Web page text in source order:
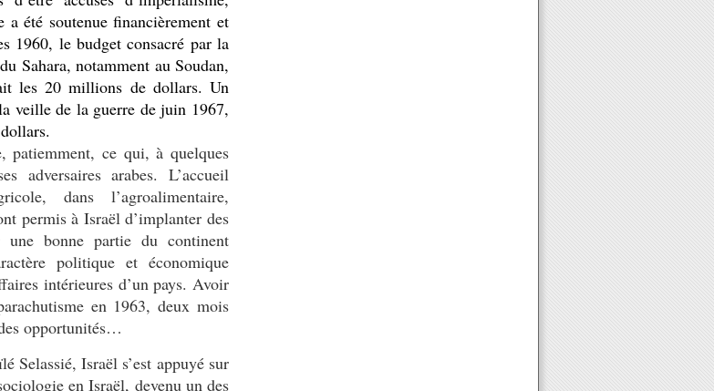
a été soutenue financièrement et
1960, le budget consacré par la
Sahara, notamment au Soudan,
les 20 millions de dollars. Un
veille de la guerre de juin 1967,
patiemment, ce qui, à quelques
adversaires arabes. L’accueil
dans l’agroalimentaire,
permis à Israël d’implanter des
une bonne partie du continent
politique et économique
intérieures d’un pays. Avoir
en 1963, deux mois
opportunités…
Selassié, Israël s’est appuyé sur
en Israël, devenu un des